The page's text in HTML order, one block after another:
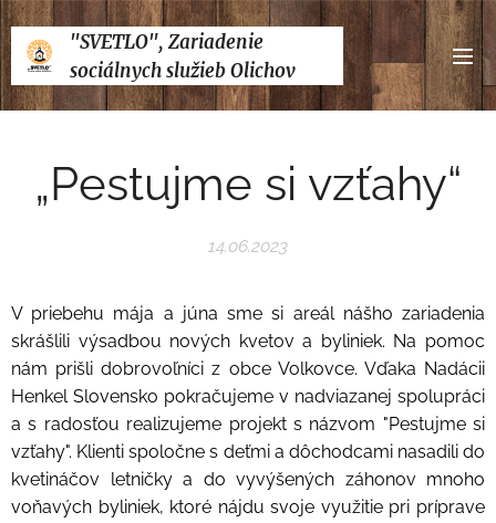
"SVETLO", Zariadenie
sociálnych služieb Olichov
„Pestujme si vzťahy“
14.06.2023
V priebehu mája a júna sme si areál nášho zariadenia
skrášlili výsadbou nových kvetov a byliniek. Na pomoc
nám prišli dobrovoľníci z obce Volkovce. Vďaka Nadácii
Henkel Slovensko pokračujeme v nadviazanej spolupráci
a s radosťou realizujeme projekt s názvom "Pestujme si
vzťahy". Klienti spoločne s deťmi a dôchodcami nasadili do
kvetináčov letničky a do vyvýšených záhonov mnoho
voňavých byliniek, ktoré nájdu svoje využitie pri príprave